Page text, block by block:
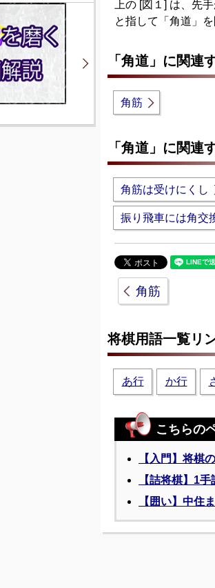
上の [図１] は、先
と指して「角道」を
「角道」に関連
角筋
「角道」に関連
角筋は受けにくし
振り飛車には角交
角筋
将棋用語一覧リ
あ行 か行
こちらの
【入門】将棋
【詰将棋】1
【囲い】中住